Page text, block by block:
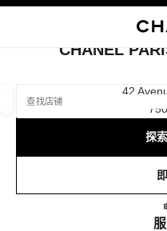
关闭精品店卡片 CHANEL
CHANEL
42
探
腕表与